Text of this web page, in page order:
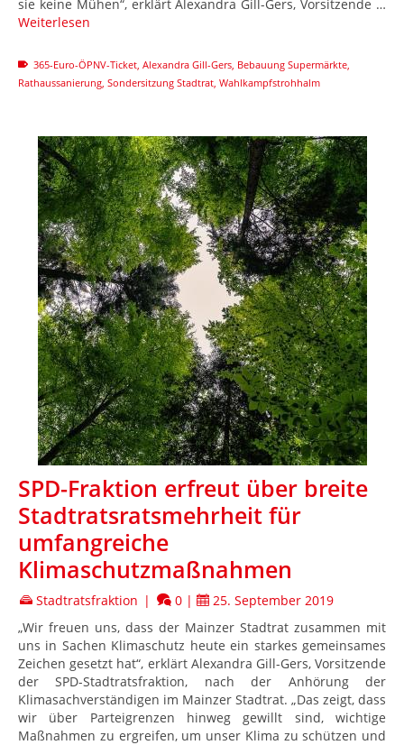
sie keine Mühen“, erklärt Alexandra Gill-Gers, Vorsitzende …
Weiterlesen
365-Euro-ÖPNV-Ticket Alexandra Gill-Gers Bebauung Supermärkte
Rathaussanierung Sondersitzung Stadtrat Wahlkampfstrohhalm
SPD-Fraktion erfreut über breite
Stadtratsratsmehrheit für
umfangreiche
Klimaschutzmaßnahmen
Stadtratsfraktion | 0 |
25. September 2019
„Wir freuen uns, dass der Mainzer Stadtrat zusammen mit
uns in Sachen Klimaschutz heute ein starkes gemeinsames
Zeichen gesetzt hat“, erklärt Alexandra Gill-Gers, Vorsitzende
der SPD-Stadtratsfraktion, nach der Anhörung der
Klimasachverständigen im Mainzer Stadtrat. „Das zeigt, dass
wir über Parteigrenzen hinweg gewillt sind, wichtige
Maßnahmen zu ergreifen, um unser Klima zu schützen und